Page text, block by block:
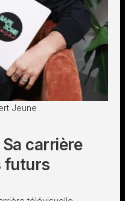
Jeune
carrière
futurs